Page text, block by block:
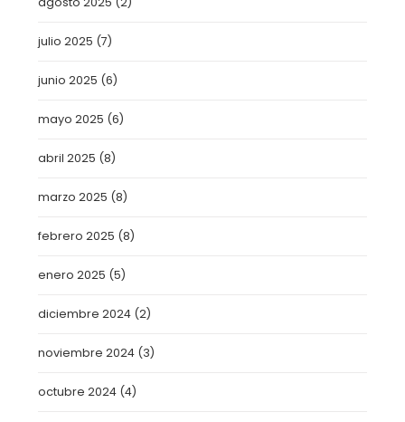
julio 2025 (7)
junio 2025 (6)
mayo 2025 (6)
abril 2025 (8)
marzo 2025 (8)
febrero 2025 (8)
enero 2025 (5)
diciembre 2024 (2)
noviembre 2024 (3)
octubre 2024 (4)